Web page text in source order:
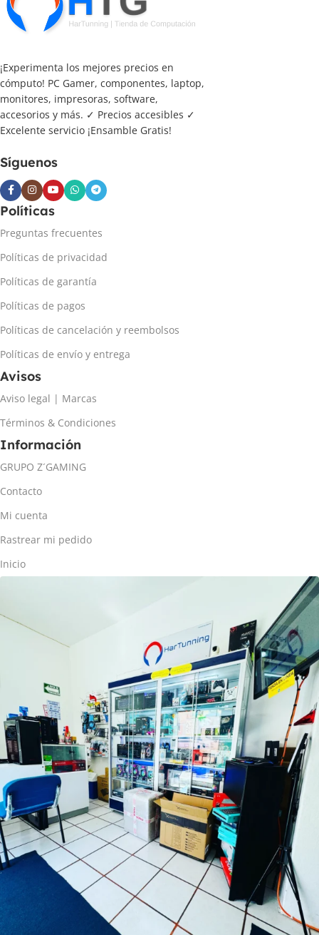
¡Experimenta los mejores precios en
cómputo! PC Gamer, componentes, laptop,
monitores, impresoras, software,
accesorios y más. ✓ Precios accesibles ✓
Excelente servicio ¡Ensamble Gratis!
Síguenos
Políticas
Preguntas frecuentes
Políticas de privacidad
Políticas de garantía
Políticas de pagos
Políticas de cancelación y reembolsos
Políticas de envío y entrega
Avisos
Aviso legal | Marcas
Términos & Condiciones
Información
GRUPO Z´GAMING
Contacto
Mi cuenta
Rastrear mi pedido
Inicio